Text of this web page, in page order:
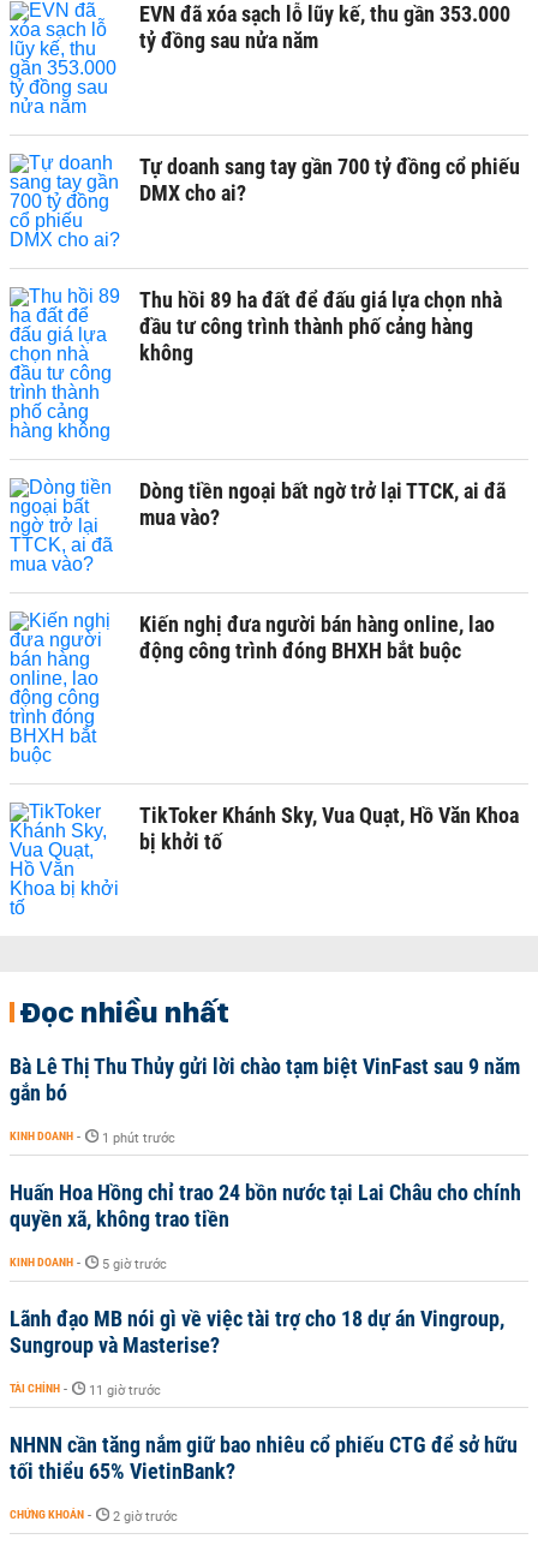
EVN đã xóa sạch lỗ lũy kế, thu gần 353.000
tỷ đồng sau nửa năm
Tự doanh sang tay gần 700 tỷ đồng cổ phiếu
DMX cho ai?
Thu hồi 89 ha đất để đấu giá lựa chọn nhà
đầu tư công trình thành phố cảng hàng
không
Dòng tiền ngoại bất ngờ trở lại TTCK, ai đã
mua vào?
Kiến nghị đưa người bán hàng online, lao
động công trình đóng BHXH bắt buộc
TikToker Khánh Sky, Vua Quạt, Hồ Văn Khoa
bị khởi tố
Đọc nhiều nhất
Bà Lê Thị Thu Thủy gửi lời chào tạm biệt VinFast sau 9 năm
gắn bó
KINH DOANH - 1 phút trước
Huấn Hoa Hồng chỉ trao 24 bồn nước tại Lai Châu cho chính
quyền xã, không trao tiền
KINH DOANH - 5 giờ trước
Lãnh đạo MB nói gì về việc tài trợ cho 18 dự án Vingroup,
Sungroup và Masterise?
TÀI CHÍNH - 11 giờ trước
NHNN cần tăng nắm giữ bao nhiêu cổ phiếu CTG để sở hữu
tối thiểu 65% VietinBank?
CHỨNG KHOÁN - 2 giờ trước